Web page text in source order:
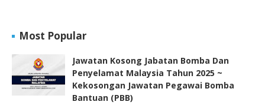
Most Popular
Jawatan Kosong Jabatan Bomba Dan
Penyelamat Malaysia Tahun 2025 ~
Kekosongan Jawatan Pegawai Bomba
Bantuan (PBB)